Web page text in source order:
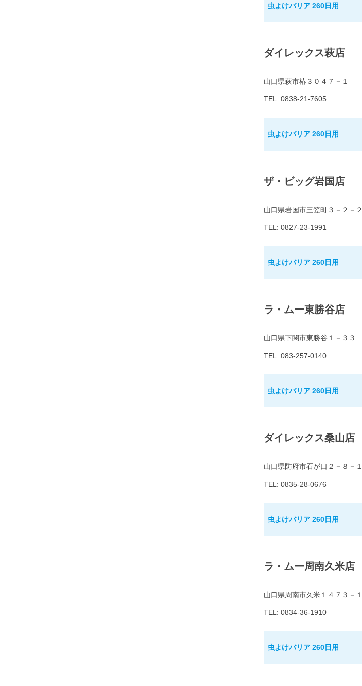
虫よけバリア 260日用
ダイレックス萩店
山口県萩市椿３０４７－１
TEL: 0838-21-7605
虫よけバリア 260日用
ザ・ビッグ岩国店
山口県岩国市三笠町３－２－２
TEL: 0827-23-1991
虫よけバリア 260日用
ラ・ムー東勝谷店
山口県下関市東勝谷１－３３
TEL: 083-257-0140
虫よけバリア 260日用
ダイレックス桑山店
山口県防府市石が口２－８－１
TEL: 0835-28-0676
虫よけバリア 260日用
ラ・ムー周南久米店
山口県周南市久米１４７３－１
TEL: 0834-36-1910
虫よけバリア 260日用